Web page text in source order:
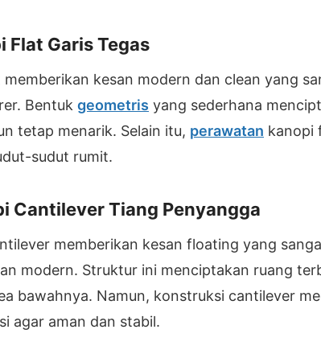
Flat Garis Tegas
memberikan kesan modern dan clean yang
Bentuk geometris yang sederhana
tetap menarik. Selain itu, perawatan kanopi
sudut rumit.
Cantilever Tiang Penyangga
memberikan kesan floating yang
modern. Struktur ini menciptakan ruang
bawahnya. Namun, konstruksi cantilever
agar aman dan stabil.